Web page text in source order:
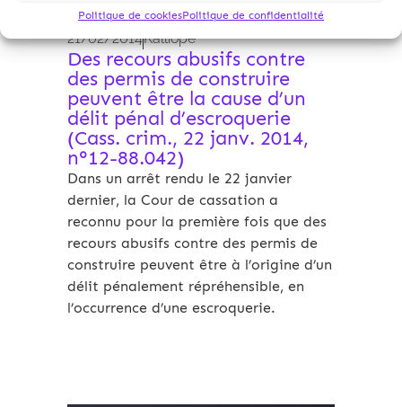
Politique de cookiesPolitique de confidentialité
21/02/2014Kalliopé
Des recours abusifs contre
des permis de construire
peuvent être la cause d’un
délit pénal d’escroquerie
(Cass. crim., 22 janv. 2014,
n°12-88.042)
Dans un arrêt rendu le 22 janvier
dernier, la Cour de cassation a
reconnu pour la première fois que des
recours abusifs contre des permis de
construire peuvent être à l’origine d’un
délit pénalement répréhensible, en
l’occurrence d’une escroquerie.